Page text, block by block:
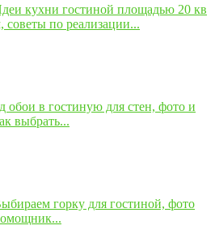
кухни гостиной площадью 20 кв
советы по реализации...
обои в гостиную для стен, фото и
выбрать...
горку для гостиной, фото